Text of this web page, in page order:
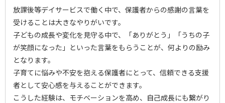
放課後等デイサービスで働く中で、保護者からの感謝の言葉を
受けることは大きなやりがいです。
子どもの成長や変化を見守る中で、「ありがとう」「うちの子
が笑顔になった」といった言葉をもらうことが、何よりの励み
となります。
子育てに悩みや不安を抱える保護者にとって、信頼できる支援
者として安心感を与えることができます。
こうした経験は、モチベーションを高め、自己成長にも繋がり